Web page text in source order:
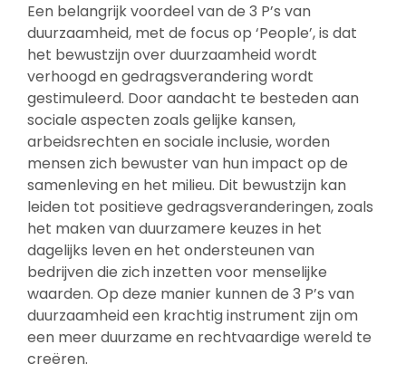
Een belangrijk voordeel van de 3 P’s van
duurzaamheid, met de focus op ‘People’, is dat
het bewustzijn over duurzaamheid wordt
verhoogd en gedragsverandering wordt
gestimuleerd. Door aandacht te besteden aan
sociale aspecten zoals gelijke kansen,
arbeidsrechten en sociale inclusie, worden
mensen zich bewuster van hun impact op de
samenleving en het milieu. Dit bewustzijn kan
leiden tot positieve gedragsveranderingen, zoals
het maken van duurzamere keuzes in het
dagelijks leven en het ondersteunen van
bedrijven die zich inzetten voor menselijke
waarden. Op deze manier kunnen de 3 P’s van
duurzaamheid een krachtig instrument zijn om
een meer duurzame en rechtvaardige wereld te
creëren.